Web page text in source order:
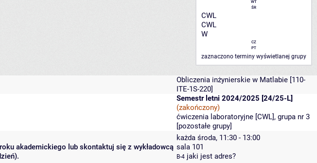
WT
ŚR
CWL
CWL
W
CZ
PT
zaznaczono terminy wyświetlanej grupy
Obliczenia inżynierskie w Matlabie [110-
ITE-1S-220]
Semestr letni 2024/2025 [24/25-L]
(zakończony)
ćwiczenia laboratoryjne [CWL], grupa nr 3
[pozostałe grupy]
akademickiego lub skontaktuj się z wykładowcą
każda środa, 11:30 - 13:00
sala 101
B-4 jaki jest adres?